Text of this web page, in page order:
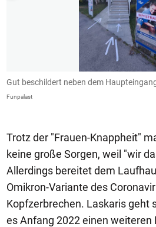
Gut beschildert neben dem
Funpalast
Trotz der "Frauen-Knappheit"
keine große Sorgen, weil "wir
Allerdings bereitet dem
Omikron-Variante des
Kopfzerbrechen. Laskaris geht
es Anfang 2022 einen weiteren